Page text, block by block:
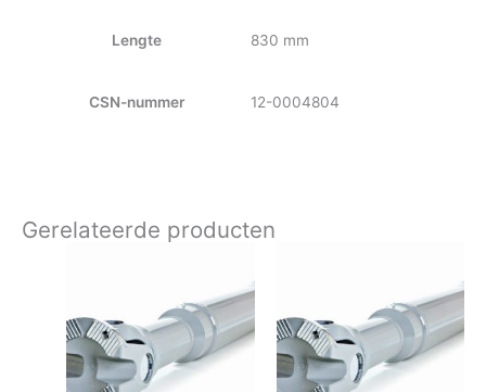
Lengte 830 mm
CSN-nummer 12-0004804
Gerelateerde producten